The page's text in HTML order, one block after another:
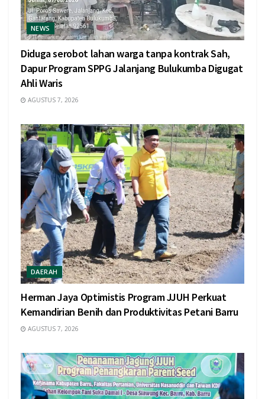
NEWS
Diduga serobot lahan warga tanpa kontrak Sah,
Dapur Program SPPG Jalanjang Bulukumba Digugat
Ahli Waris
AGUSTUS 7, 2026
DAERAH
Herman Jaya Optimistis Program JJUH Perkuat
Kemandirian Benih dan Produktivitas Petani Barru
AGUSTUS 7, 2026